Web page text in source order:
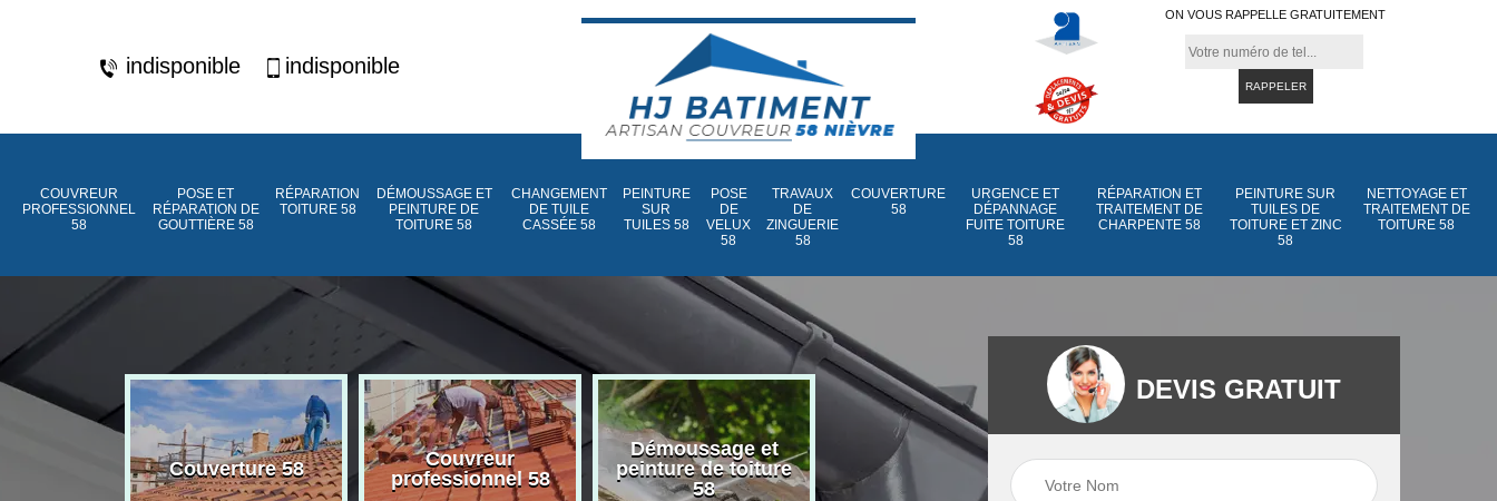
indisponible indisponible
ON VOUS RAPPELLE GRATUITEMENT
COUVREUR
PROFESSIONNEL
58
POSE ET
RÉPARATION DE
GOUTTIÈRE 58
RÉPARATION
TOITURE 58
DÉMOUSSAGE ET
PEINTURE DE
TOITURE 58
CHANGEMENT
DE TUILE
CASSÉE 58
PEINTURE
SUR
TUILES 58
POSE
DE
VELUX
58
TRAVAUX
DE
ZINGUERIE
58
COUVERTURE
58
URGENCE ET
DÉPANNAGE
FUITE TOITURE
58
RÉPARATION ET
TRAITEMENT DE
CHARPENTE 58
PEINTURE SUR
TUILES DE
TOITURE ET ZINC
58
NETTOYAGE ET
TRAITEMENT DE
TOITURE 58
Couverture 58
Couvreur
professionnel 58
Démoussage et
peinture de toiture
58
Nettoyage et
traitement de
toiture 58
Peinture sur tuiles
Peinture sur tuiles
de toiture et zinc
DEVIS GRATUIT